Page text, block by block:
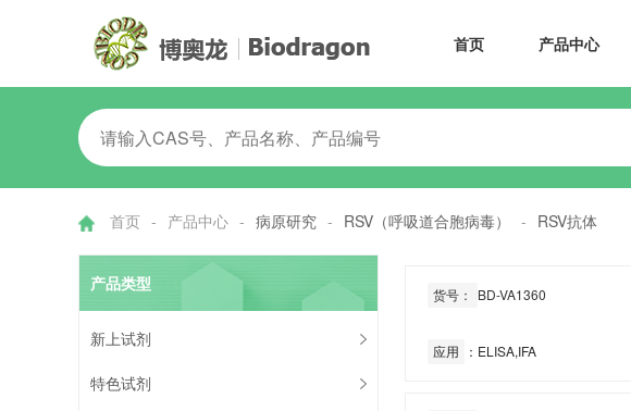
首页 产品中心
首页 - 产品中心 - 病原研究 - RSV（呼吸道合胞病毒） - RSV抗体
产品类型
新上试剂
特色试剂
货号： BD-VA1360
应用
：ELISA,IFA